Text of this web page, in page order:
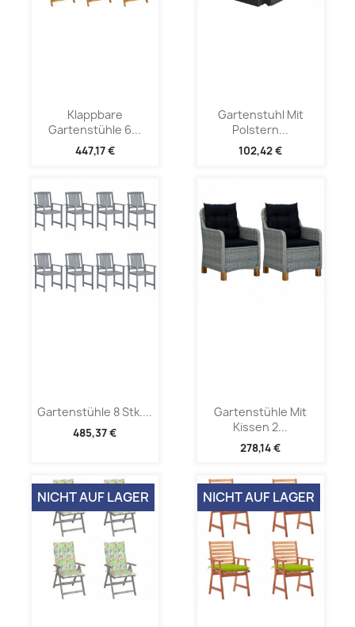
Klappbare
Gartenstühle 6...
447,17 €
Gartenstuhl Mit
Polstern...
102,42 €
Gartenstühle 8 Stk....
485,37 €
Gartenstühle Mit
Kissen 2...
278,14 €
NICHT AUF LAGER NICHT AUF LAGER